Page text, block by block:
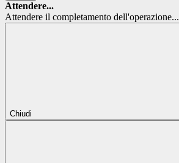
Attendere...
Attendere il completamento dell'operazione...
Chiudi